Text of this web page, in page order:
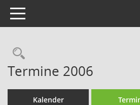
Toggle navigation
Rechercheauswahl
Termine 2006
Kalender